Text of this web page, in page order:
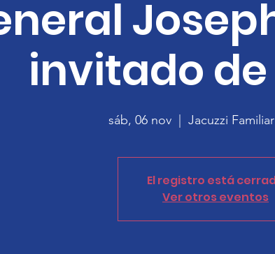
invitado
sáb, 06 nov
  |
Jacuzzi
El registro está
Ver otros eventos